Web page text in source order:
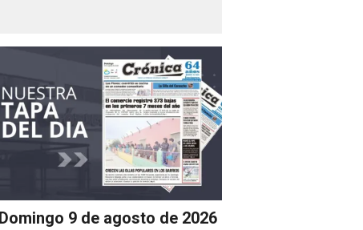
Domingo 9 de agosto de 2026